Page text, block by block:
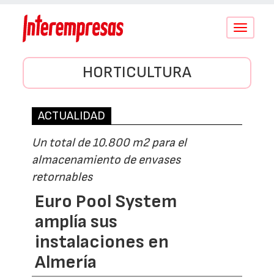
Conmutar
HORTICULTURA
ACTUALIDAD
Un total de 10.800 m2 para el
almacenamiento de envases
retornables
Euro Pool System
amplía sus
instalaciones en
Almería